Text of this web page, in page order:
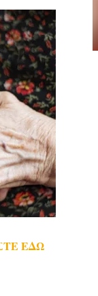
ΕΔΩ